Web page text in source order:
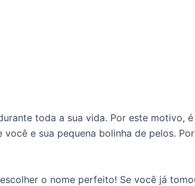
toda a sua vida. Por este motivo,
e sua pequena bolinha de pelos.
o nome perfeito! Se você já